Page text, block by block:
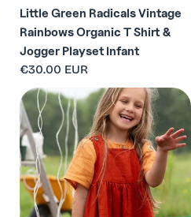
Little Green Radicals Vintage
Rainbows Organic T Shirt &
Jogger Playset Infant
Precio
habitual
€30.00 EUR